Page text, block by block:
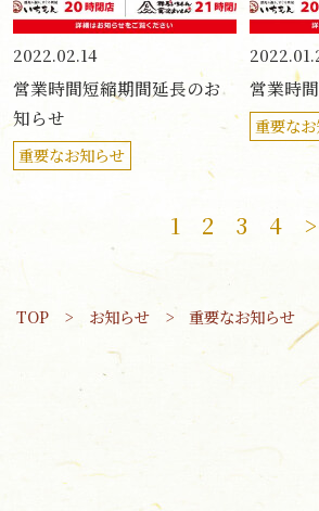
2022.02.14
営業時間短縮期間延長のお
知らせ
重要なお知らせ
営業時
重要な
1 2 3 4 >
TOP お知らせ 重要なお知らせ